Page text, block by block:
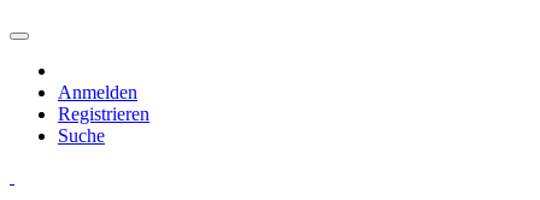
Anmelden
Registrieren
Suche